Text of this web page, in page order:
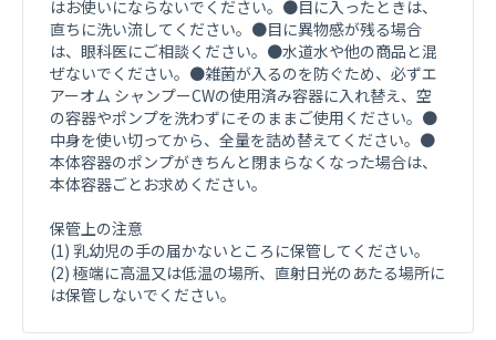
はお使いにならないでください。●目に入ったときは、
直ちに洗い流してください。●目に異物感が残る場合
は、眼科医にご相談ください。●水道水や他の商品と混
ぜないでください。●雑菌が入るのを防ぐため、必ずエ
アーオム シャンプーCWの使用済み容器に入れ替え、空
の容器やポンプを洗わずにそのままご使用ください。●
中身を使い切ってから、全量を詰め替えてください。●
本体容器のポンプがきちんと閉まらなくなった場合は、
本体容器ごとお求めください。
保管上の注意
(1) 乳幼児の手の届かないところに保管してください。
(2) 極端に高温又は低温の場所、直射日光のあたる場所に
は保管しないでください。